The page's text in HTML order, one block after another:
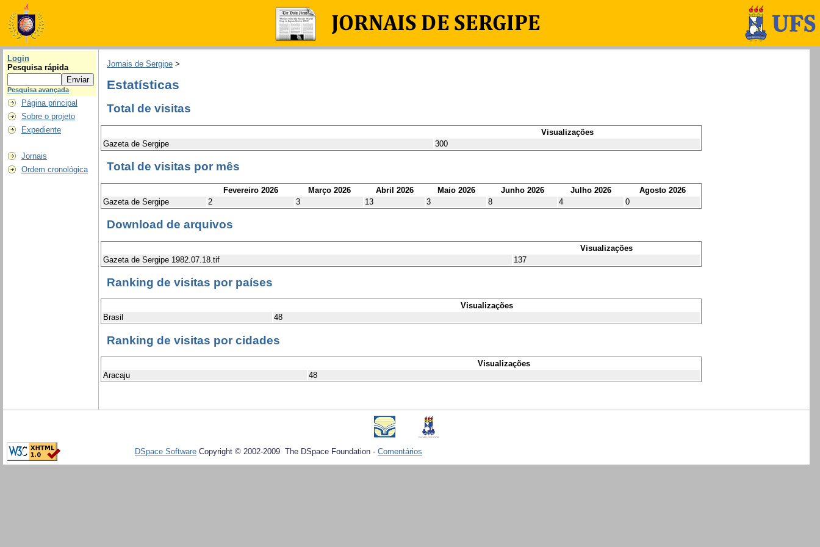
Login
Pesquisa rápida
Pesquisa avançada
Página principal
Sobre o projeto
Expediente
Jornais
Ordem cronológica
Jornais de Sergipe >
Estatísticas
Total de visitas
Visualizações
Gazeta de Sergipe
300
Total de visitas por mês
Fevereiro 2026 Março 2026 Abril 2026 Maio 2026 Junho 2026 Julho 2026
Agosto 2026
Gazeta de Sergipe
2 3 13 3 8 4 0
Download de arquivos
Visualizações
Gazeta de Sergipe 1982.07.18.tif
137
Ranking de visitas por países
Visualizações
Brasil
48
Ranking de visitas por cidades
Visualizações
Aracaju
48
DSpace Software Copyright © 2002-2009 The DSpace Foundation - Comentários